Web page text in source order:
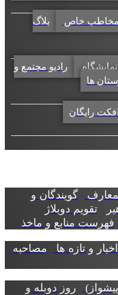
مخاطب خاص
بلاگ
نمایشگاه
رادیو مجتمع و
ها
رایگان
گویندگان و
تقویم دوبلاژ
فهرست منابع و ماخذ
اخبار و تازه ها
مصاحبه
روز دوبله و